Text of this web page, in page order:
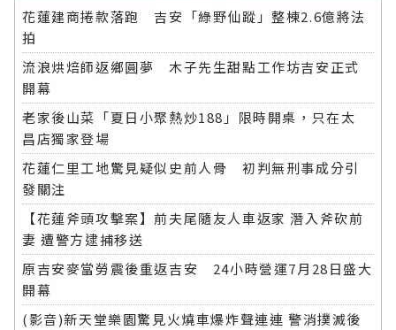
花蓮建商捲款落跑 吉安「綠野仙蹤」整棟2.6億將法
拍
流浪烘焙師返鄉圓夢 木子先生甜點工作坊吉安正式
開幕
老家後山菜「夏日小聚熱炒188」限時開桌，只在太
昌店獨家登場
花蓮仁里工地驚見疑似史前人骨 初判無刑事成分引
發關注
【花蓮斧頭攻擊案】前夫尾隨友人車返家 潛入斧砍前
妻 遭警方逮捕移送
原吉安麥當勞震後重返吉安 24小時營運7月28日盛大
開幕
(影音)新天堂樂園驚見火燒車爆炸聲連連 警消撲滅後